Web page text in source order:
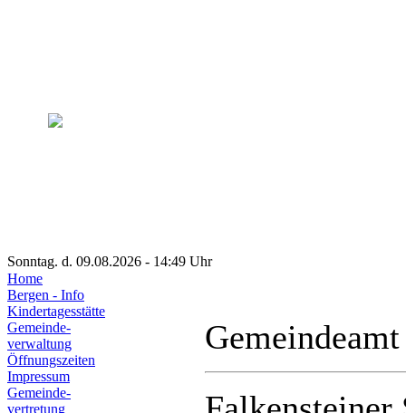
Sonntag. d. 09.08.2026 - 14:49 Uhr
Home
Bergen - Info
Kindertagesstätte
Gemeinde-
verwaltung
Öffnungszeiten
Impressum
Gemeinde-
vertretung